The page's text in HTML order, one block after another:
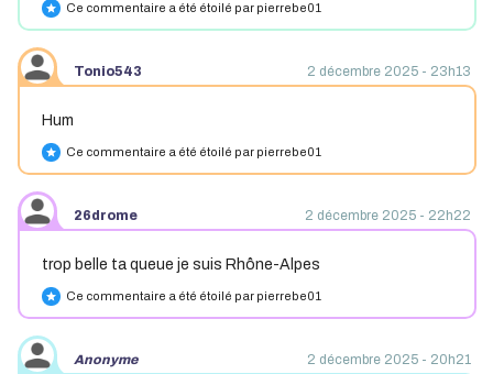
star Ce commentaire a été étoilé par pierrebe01
Tonio543 2 décembre 2025 - 23h13
Hum
star Ce commentaire a été étoilé par pierrebe01
26drome 2 décembre 2025 - 22h22
trop belle ta queue je suis Rhône-Alpes
star Ce commentaire a été étoilé par pierrebe01
Anonyme 2 décembre 2025 - 20h21